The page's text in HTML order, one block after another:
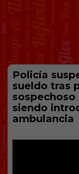
Policía
sueldo tras
siendo
ambulancia